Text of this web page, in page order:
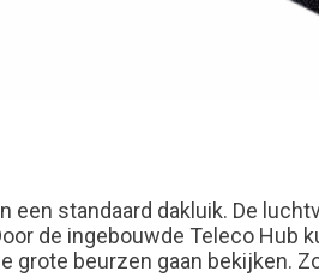
een standaard dakluik. De
de ingebouwde Teleco Hub
grote beurzen gaan bekijken.